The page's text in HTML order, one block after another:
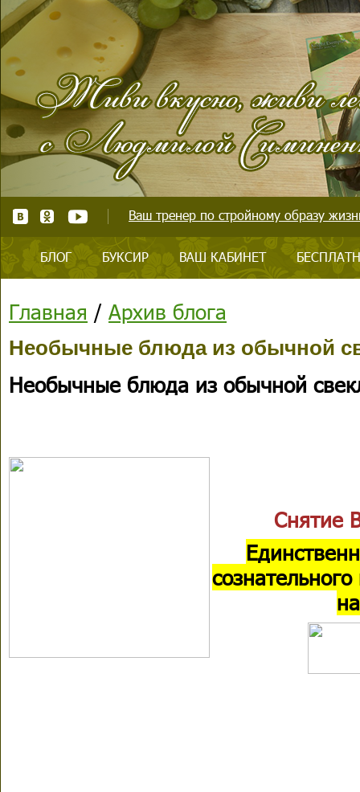
Ваш тренер по стройному образу
БЛОГ БУКСИР ВАШ КАБИНЕТ
Главная / Архив блога
Необычные блюда из обычной
Необычные блюда из обычной
Снятие